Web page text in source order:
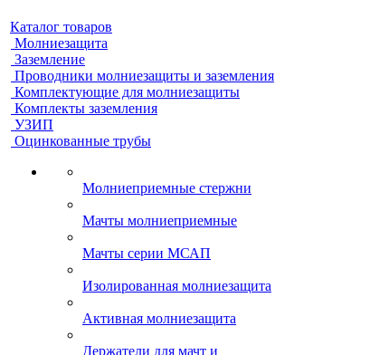
Каталог товаров
Молниезащита
Заземление
Проводники молниезащиты и заземления
Комплектующие для молниезащиты
Комплекты заземления
УЗИП
Оцинкованные трубы
Молниеприемные стержни
Мачты молниеприемные
Мачты серии МСАП
Изолированная молниезащита
Активная молниезащита
Держатели для мачт и